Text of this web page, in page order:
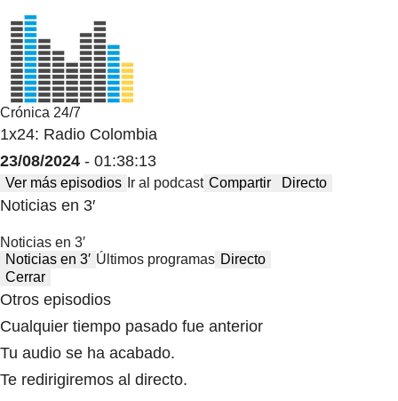
Crónica 24/7
1x24: Radio Colombia
23/08/2024 - 01:38:13
Ver más episodios Ir al podcast Compartir Directo
Noticias en 3′
Noticias en 3′
Noticias en 3′ Últimos programas Directo
Cerrar
Otros episodios
Cualquier tiempo pasado fue anterior
Tu audio se ha acabado.
Te redirigiremos al directo.